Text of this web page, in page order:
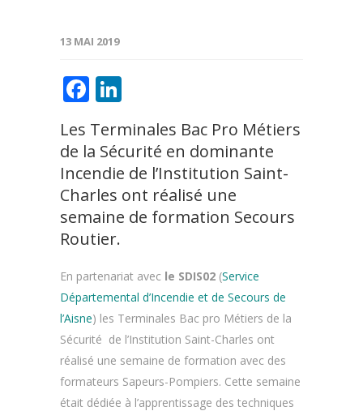
13 MAI 2019
Facebook
Les Terminales Bac Pro Métiers
de la Sécurité en dominante
Incendie de l’Institution Saint-
Charles ont réalisé une
semaine de formation Secours
Routier.
En partenariat avec le SDIS02 (Service
Départemental d’Incendie et de Secours de
l’Aisne) les Terminales Bac pro Métiers de la
Sécurité de l’Institution Saint-Charles ont
réalisé une semaine de formation avec des
formateurs Sapeurs-Pompiers. Cette semaine
était dédiée à l’apprentissage des techniques